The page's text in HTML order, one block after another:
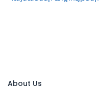
About Us